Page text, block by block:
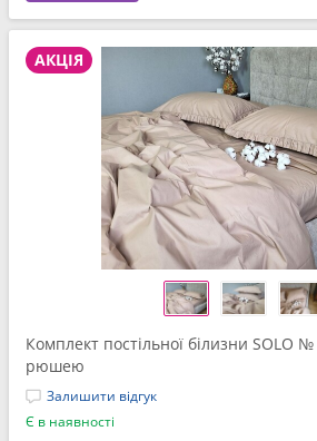
АКЦІЯ
Комплект постільної білизни SOLO
рюшею
Залишити відгук
Є в наявності